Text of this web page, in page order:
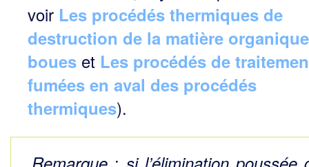
voir Les procédés thermiques de
destruction de la matière
boues et Les procédés de
fumées en aval des procédés
thermiques).